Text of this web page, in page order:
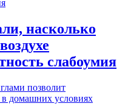
насколько
слабоумия